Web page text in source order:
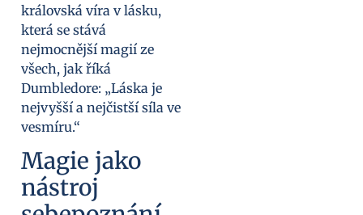
královská víra v lásku,
která se stává
nejmocnější magií ze
všech, jak říká
Dumbledore: „Láska je
nejvyšší a nejčistší síla ve
vesmíru.“
Magie jako
nástroj